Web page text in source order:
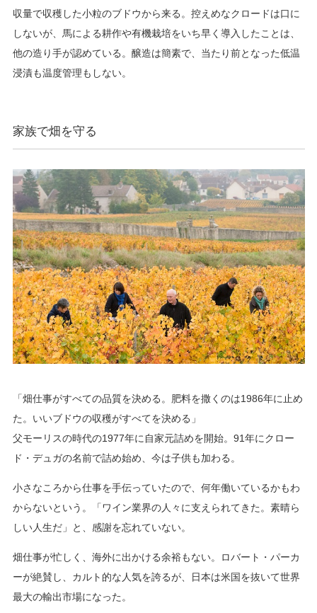
収量で収穫した小粒のブドウから来る。控えめなクロードは口に
しないが、馬による耕作や有機栽培をいち早く導入したことは、
他の造り手が認めている。醸造は簡素で、当たり前となった低温
浸漬も温度管理もしない。
家族で畑を守る
「畑仕事がすべての品質を決める。肥料を撒くのは1986年に止め
た。いいブドウの収穫がすべてを決める」
父モーリスの時代の1977年に自家元詰めを開始。91年にクロー
ド・デュガの名前で詰め始め、今は子供も加わる。
小さなころから仕事を手伝っていたので、何年働いているかもわ
からないという。「ワイン業界の人々に支えられてきた。素晴ら
しい人生だ」と、感謝を忘れていない。
畑仕事が忙しく、海外に出かける余裕もない。ロバート・パーカ
ーが絶賛し、カルト的な人気を誇るが、日本は米国を抜いて世界
最大の輸出市場になった。